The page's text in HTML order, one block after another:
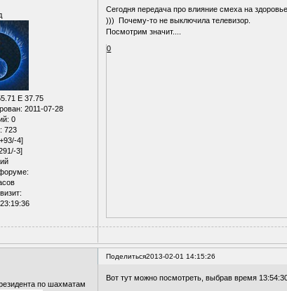
E 37.75
: 2011-07-28
0
723
4]
3]
Сегодня передача про влияние смеха на здоровье.
))) Почему-то не выключила телевизор.
Посмотрим значит....
0
Поделиться2013-02-01 14:15:26
по шахматам
Вот тут можно посмотреть, выбрав время